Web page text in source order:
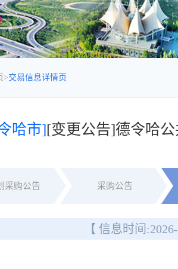
>交易信息详情页
哈市][变更公告]德令哈
采购公告 采购公告
【 信息时间: